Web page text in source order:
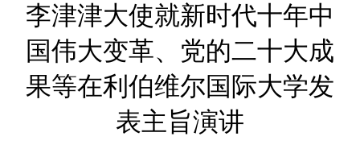
李津津大使就新时代十年中
国伟大变革、党的二十大成
果等在利伯维尔国际大学发
表主旨演讲